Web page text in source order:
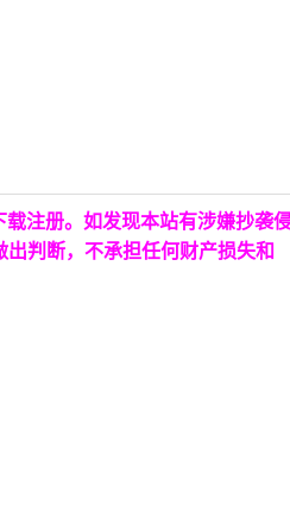
注册。如发现本站有涉嫌抄袭
判断，不承担任何财产损失和